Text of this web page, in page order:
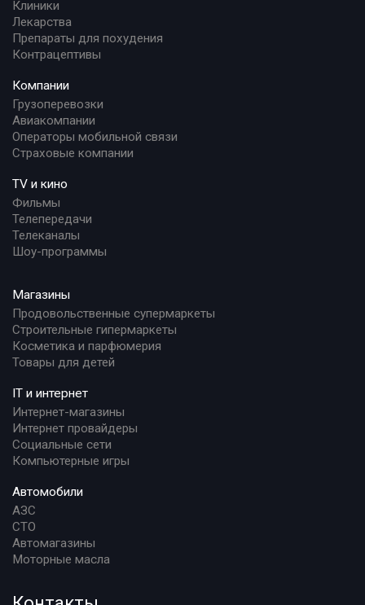
Клиники
Лекарства
Препараты для похудения
Контрацептивы
Компании
Грузоперевозки
Авиакомпании
Операторы мобильной связи
Страховые компании
TV и кино
Фильмы
Телепередачи
Телеканалы
Шоу-программы
Магазины
Продовольственные супермаркеты
Строительные гипермаркеты
Косметика и парфюмерия
Товары для детей
IT и интернет
Интернет-магазины
Интернет провайдеры
Социальные сети
Компьютерные игры
Автомобили
АЗС
СТО
Автомагазины
Моторные масла